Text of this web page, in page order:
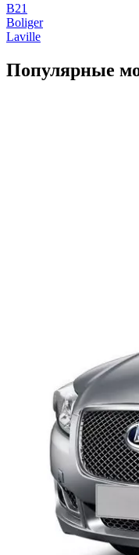
B21
Boliger
Laville
Популярные